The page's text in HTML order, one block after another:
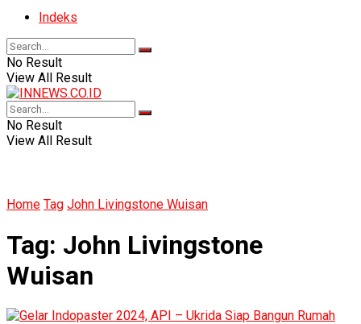
Indeks
No Result
View All Result
No Result
View All Result
Home Tag John Livingstone Wuisan
Tag: John Livingstone
Wuisan